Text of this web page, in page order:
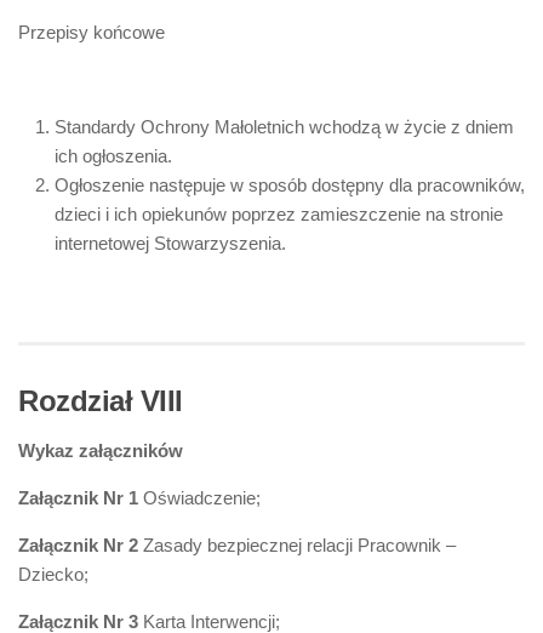
Przepisy końcowe
Standardy Ochrony Małoletnich wchodzą w życie z dniem
ich ogłoszenia.
Ogłoszenie następuje w sposób dostępny dla pracowników,
dzieci i ich opiekunów poprzez zamieszczenie na stronie
internetowej Stowarzyszenia.
Rozdział VIII
Wykaz załączników
Załącznik Nr 1 Oświadczenie;
Załącznik Nr 2 Zasady bezpiecznej relacji Pracownik –
Dziecko;
Załącznik Nr 3 Karta Interwencji;